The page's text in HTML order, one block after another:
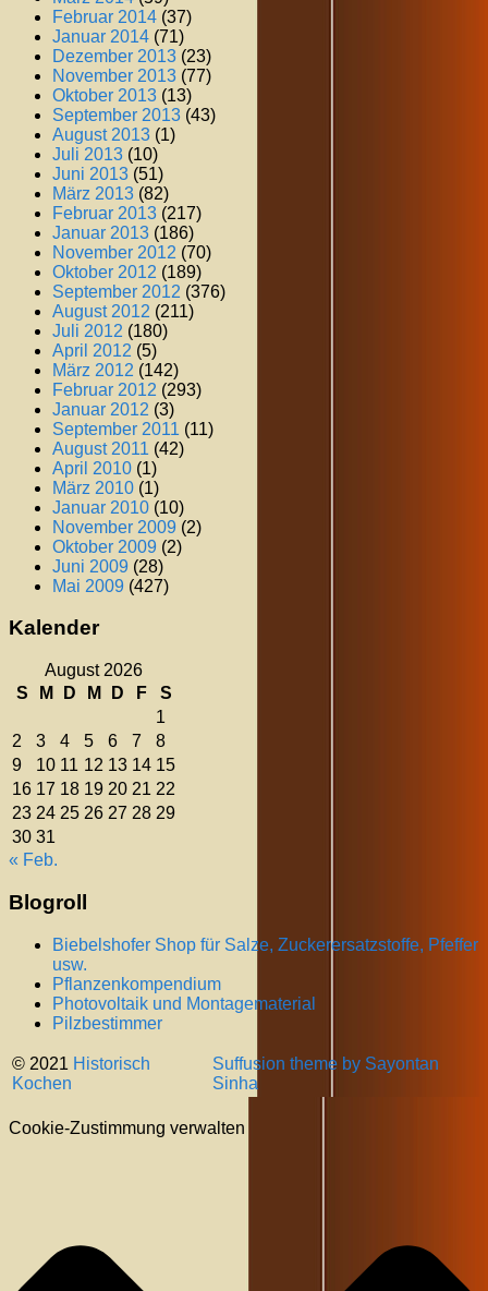
Februar 2014 (37)
Januar 2014 (71)
Dezember 2013 (23)
November 2013 (77)
Oktober 2013 (13)
September 2013 (43)
August 2013 (1)
Juli 2013 (10)
Juni 2013 (51)
März 2013 (82)
Februar 2013 (217)
Januar 2013 (186)
November 2012 (70)
Oktober 2012 (189)
September 2012 (376)
August 2012 (211)
Juli 2012 (180)
April 2012 (5)
März 2012 (142)
Februar 2012 (293)
Januar 2012 (3)
September 2011 (11)
August 2011 (42)
April 2010 (1)
März 2010 (1)
Januar 2010 (10)
November 2009 (2)
Oktober 2009 (2)
Juni 2009 (28)
Mai 2009 (427)
Kalender
August 2026
S
M D M D F
S
1
2
3 4 5 6 7
8
9
10 11 12 13 14 15
16 17 18 19 20 21 22
23 24 25 26 27 28 29
30 31
« Feb.
Blogroll
Biebelshofer Shop für Salze, Zuckerersatzstoffe, Pfeffer
usw.
Pflanzenkompendium
Photovoltaik und Montagematerial
Pilzbestimmer
© 2021 Historisch
Kochen
Suffusion theme by Sayontan
Sinha
Cookie-Zustimmung verwalten